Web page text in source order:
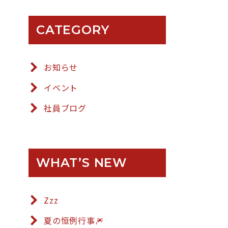
CATEGORY
お知らせ
イベント
社員ブログ
WHAT’S NEW
Zzz
夏の恒例行事🎆